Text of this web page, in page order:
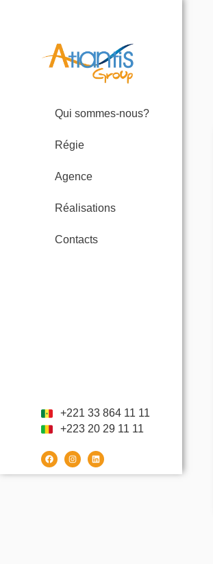
Qui sommes-nous?
Régie
Agence
Réalisations
Contacts
+221 33 864 11 11
+223 20 29 11 11